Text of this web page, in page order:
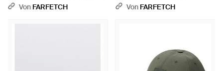
WeißVon FARFETCH
Von FARFETCH